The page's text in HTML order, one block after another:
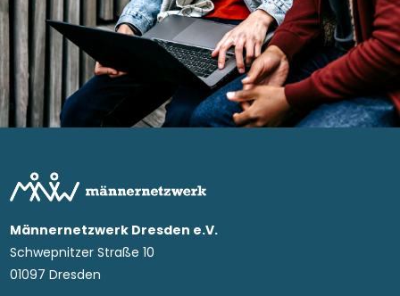
Männernetzwerk Dresden e.V.
Schwepnitzer Straße 10
01097 Dresden